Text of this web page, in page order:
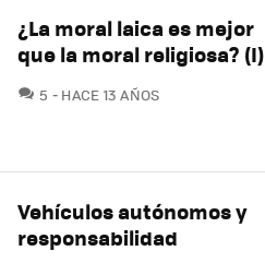
¿La moral laica es mejor
que la moral religiosa? (I)
5 COMENTARIOS
HACE 13 AÑOS
Vehículos autónomos y
responsabilidad